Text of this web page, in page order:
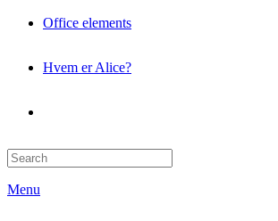
Office elements
Hvem er Alice?
Menu